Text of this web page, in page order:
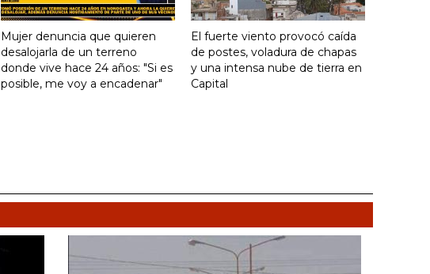
Mujer denuncia que quieren
desalojarla de un terreno
donde vive hace 24 años: "Si es
posible, me voy a encadenar"
El fuerte viento provocó caída
de postes, voladura de chapas
y una intensa nube de tierra en
Capital